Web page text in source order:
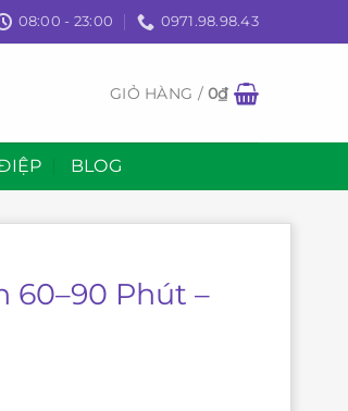
08:00 - 23:00 0971.98.98.43
GIỎ HÀNG /0₫
BLOG
60–90 Phút –